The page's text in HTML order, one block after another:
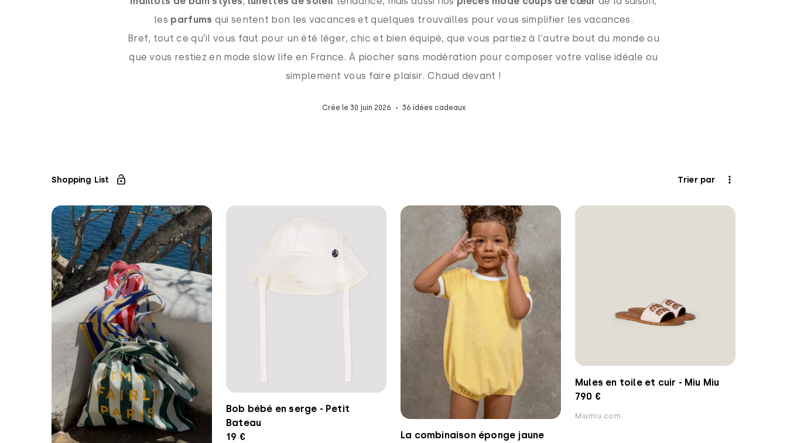
les parfums qui sentent bon les vacances et quelques trouvailles pour vous simplifier les vacances.
Bref, tout ce qu’il vous faut pour un été léger, chic et bien équipé, que vous partiez à l’autre bout du monde ou
que vous restiez en mode slow life en France. À piocher sans modération pour composer votre valise idéale ou
simplement vous faire plaisir. Chaud devant !
Crée le 30 juin 2026 36 idées cadeaux
Shopping List Trier par
Bob bébé en serge - Petit
Bateau
19 €
La combinaison éponge jaune
Mules en toile et cuir - Miu Miu
790 €
Miumiu.com